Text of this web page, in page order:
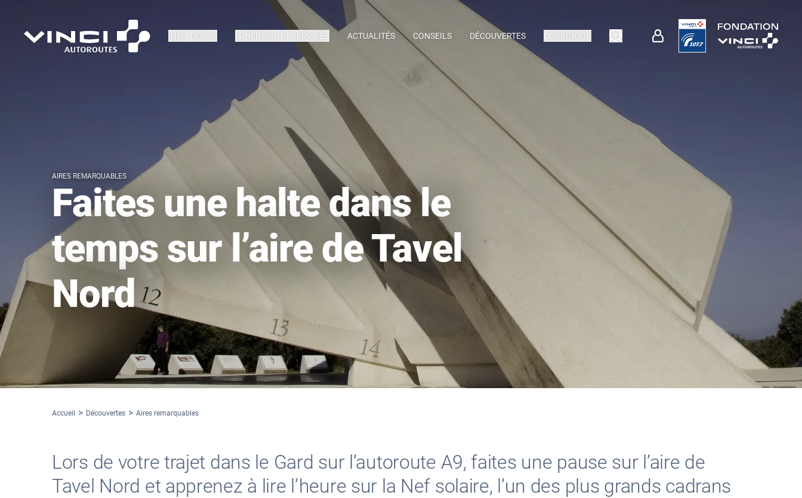
INFO TRAFIC ITINÉRAIRE ET SERVICES ACTUALITÉS CONSEILS DÉCOUVERTES CORPORATE
AIRES REMARQUABLES
Faites une halte dans le
temps sur l’aire de Tavel
Nord
Accueil Découvertes Aires remarquables
Lors de votre trajet dans le Gard sur l’autoroute A9, faites une pause sur l’aire de
Tavel Nord et apprenez à lire l’heure sur la Nef solaire, l’un des plus grands cadrans